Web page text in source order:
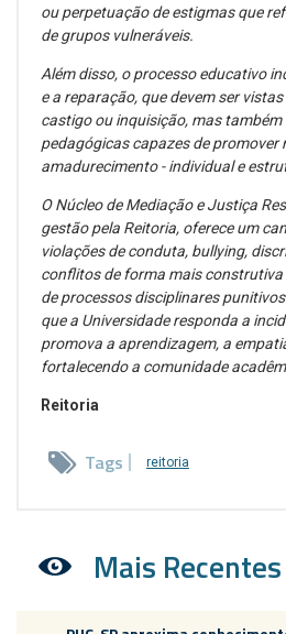
ou perpetuação de estigmas que
de grupos vulneráveis.
Além disso, o processo educativo
e a reparação, que devem ser
castigo ou inquisição, mas
pedagógicas capazes de promover
amadurecimento - individual e
O Núcleo de Mediação e Justiça
gestão pela Reitoria, oferece um
violações de conduta, bullying,
conflitos de forma mais construtiva
de processos disciplinares
que a Universidade responda a
promova a aprendizagem, a
fortalecendo a comunidade
Reitoria
Tags reitoria
Mais Recentes